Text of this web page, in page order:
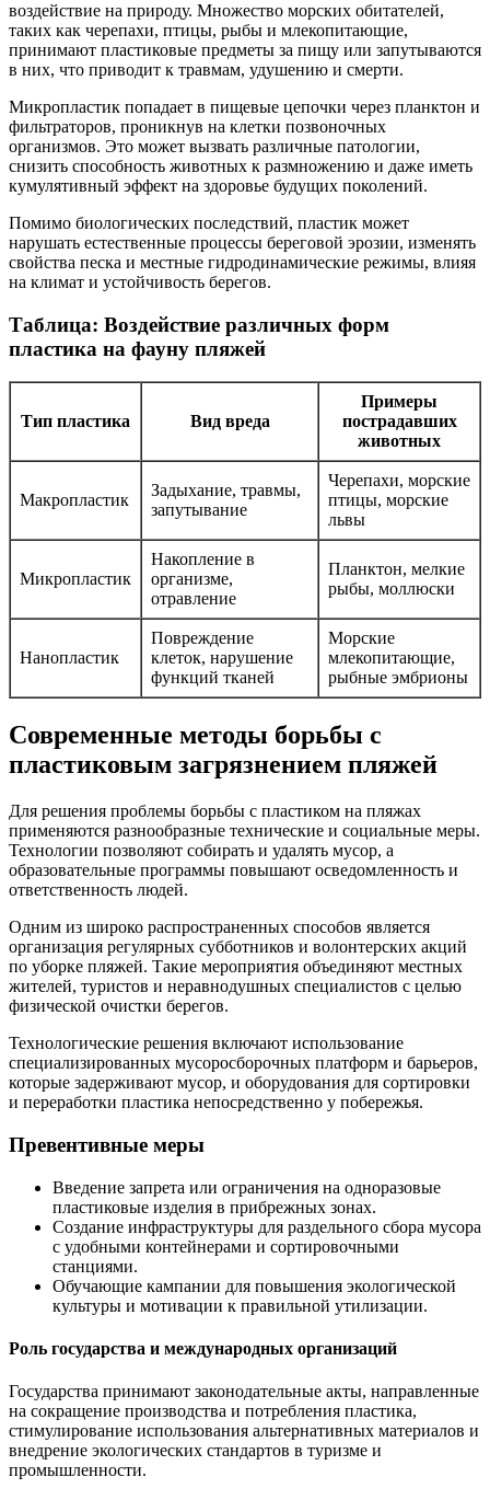
воздействие на природу. Множество морских обитателей,
таких как черепахи, птицы, рыбы и млекопитающие,
принимают пластиковые предметы за пищу или запутываются
в них, что приводит к травмам, удушению и смерти.
Микропластик попадает в пищевые цепочки через планктон и
фильтраторов, проникнув на клетки позвоночных
организмов. Это может вызвать различные патологии,
снизить способность животных к размножению и даже иметь
кумулятивный эффект на здоровье будущих поколений.
Помимо биологических последствий, пластик может
нарушать естественные процессы береговой эрозии, изменять
свойства песка и местные гидродинамические режимы, влияя
на климат и устойчивость берегов.
Таблица: Воздействие различных форм
пластика на фауну пляжей
Тип пластика Вид вреда
Примеры
пострадавших
животных
Макропластик
Задыхание, травмы,
запутывание
Черепахи, морские
птицы, морские
львы
Микропластик
Накопление в
организме,
отравление
Планктон, мелкие
рыбы, моллюски
Нанопластик
Повреждение
клеток, нарушение
функций тканей
Морские
млекопитающие,
рыбные эмбрионы
Современные методы борьбы с
пластиковым загрязнением пляжей
Для решения проблемы борьбы с пластиком на пляжах
применяются разнообразные технические и социальные меры.
Технологии позволяют собирать и удалять мусор, а
образовательные программы повышают осведомленность и
ответственность людей.
Одним из широко распространенных способов является
организация регулярных субботников и волонтерских акций
по уборке пляжей. Такие мероприятия объединяют местных
жителей, туристов и неравнодушных специалистов с целью
физической очистки берегов.
Технологические решения включают использование
специализированных мусоросборочных платформ и барьеров,
которые задерживают мусор, и оборудования для сортировки
и переработки пластика непосредственно у побережья.
Превентивные меры
Введение запрета или ограничения на одноразовые
пластиковые изделия в прибрежных зонах.
Создание инфраструктуры для раздельного сбора мусора
с удобными контейнерами и сортировочными
станциями.
Обучающие кампании для повышения экологической
культуры и мотивации к правильной утилизации.
Роль государства и международных организаций
Государства принимают законодательные акты, направленные
на сокращение производства и потребления пластика,
стимулирование использования альтернативных материалов и
внедрение экологических стандартов в туризме и
промышленности.